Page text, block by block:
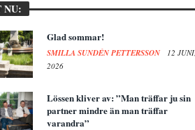
NU:
Glad sommar!
SMILLA SUNDÉN PETTERSSON
12 JUNI,
2026
Lössen kliver av: ”Man träffar ju sin
partner mindre än man träffar
varandra”